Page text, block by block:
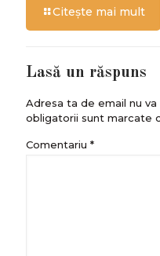
Citește mai mult
Lasă un răspuns
Adresa ta de email nu va
obligatorii sunt marcate
Comentariu *